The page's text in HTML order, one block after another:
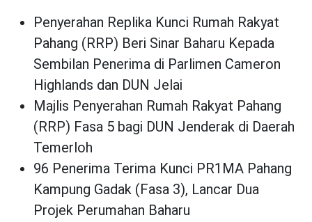
Penyerahan Replika Kunci Rumah Rakyat
Pahang (RRP) Beri Sinar Baharu Kepada
Sembilan Penerima di Parlimen Cameron
Highlands dan DUN Jelai
Majlis Penyerahan Rumah Rakyat Pahang
(RRP) Fasa 5 bagi DUN Jenderak di Daerah
Temerloh
96 Penerima Terima Kunci PR1MA Pahang
Kampung Gadak (Fasa 3), Lancar Dua
Projek Perumahan Baharu